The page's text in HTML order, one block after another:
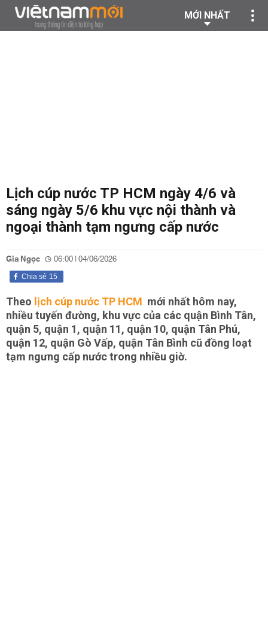
MỚI NHẤT
Lịch cúp nước TP HCM ngày 4/6 và
sáng ngày 5/6 khu vực nội thành và
ngoại thành tạm ngưng cấp nước
Gia Ngọc 06:00 | 04/06/2026
15
Chia sẻ
Theo lịch cúp nước TP HCM mới nhất hôm nay,
nhiều tuyến đường, khu vực của các quận Bình Tân,
quận 5, quận 1, quận 11, quận 10, quận Tân Phú,
quận 12, quận Gò Vấp, quận Tân Bình cũ đồng loạt
tạm ngưng cấp nước trong nhiều giờ.